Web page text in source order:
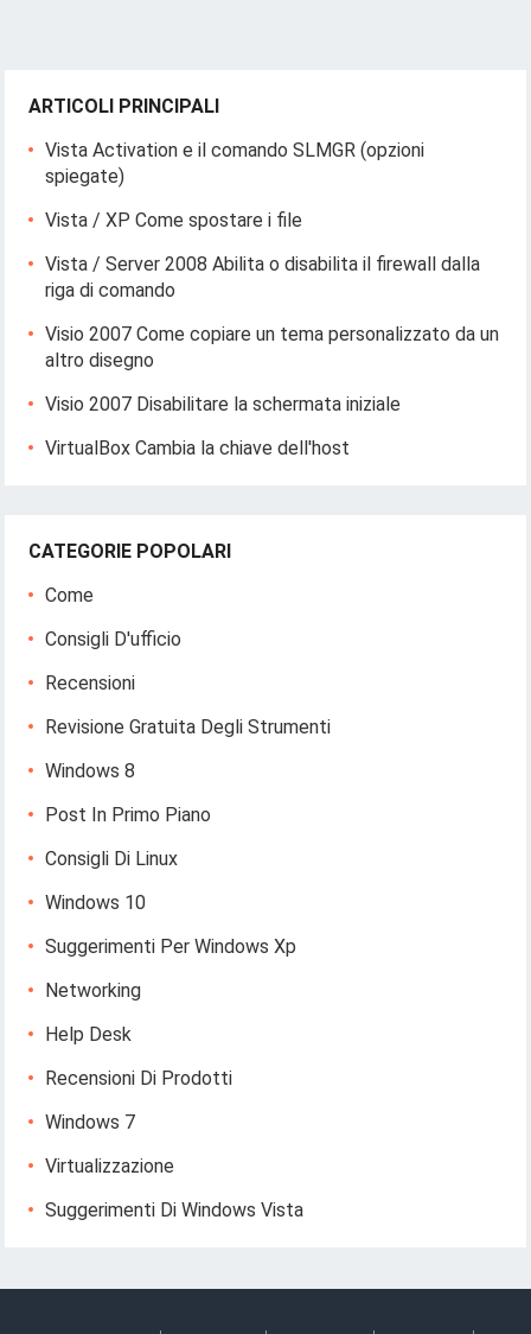
ARTICOLI PRINCIPALI
Vista Activation e il comando SLMGR (opzioni
spiegate)
Vista / XP Come spostare i file
Vista / Server 2008 Abilita o disabilita il firewall dalla
riga di comando
Visio 2007 Come copiare un tema personalizzato da un
altro disegno
Visio 2007 Disabilitare la schermata iniziale
VirtualBox Cambia la chiave dell'host
CATEGORIE POPOLARI
Come
Consigli D'ufficio
Recensioni
Revisione Gratuita Degli Strumenti
Windows 8
Post In Primo Piano
Consigli Di Linux
Windows 10
Suggerimenti Per Windows Xp
Networking
Help Desk
Recensioni Di Prodotti
Windows 7
Virtualizzazione
Suggerimenti Di Windows Vista